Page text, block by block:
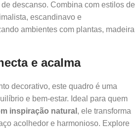
descanso. Combina com estilos de
escandinavo e
ambientes com plantas, madeira
e acalma
decorativo, este quadro é uma
e bem-estar. Ideal para quem
inspiração natural , ele transforma
acolhedor e harmonioso. Explore